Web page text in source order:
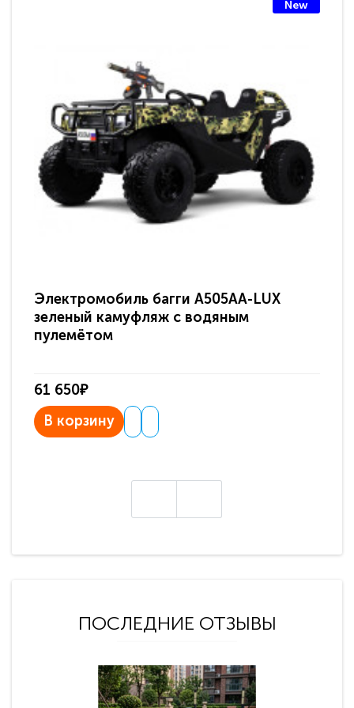
New
Электромобиль багги A505AA-LUX
зеленый камуфляж с водяным
пулемётом
61 650₽
В корзину
ПОСЛЕДНИЕ ОТЗЫВЫ